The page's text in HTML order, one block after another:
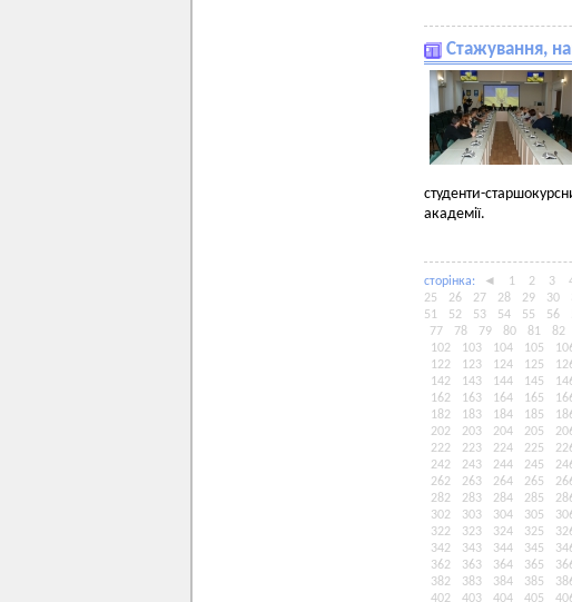
Стажування,
студенти-
академії.
сторiнка: ◄ 1 2 3
25
26 27 28 29 30
51
52 53 54 55 56
77
78 79 80 81 82
102
103 104 105
122
123 124 125
142
143 144 145
162
163 164 165
182
183 184 185
202
203 204 205
222
223 224 225
242
243 244 245
262
263 264 265
282
283 284 285
302
303 304 305
322
323 324 325
342
343 344 345
362
363 364 365
382
383 384 385
402
403 404 405